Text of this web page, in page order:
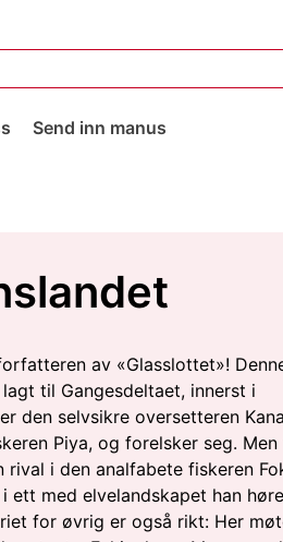
Send inn manus
av «Glasslottet»!
til Gangesdeltaet, innerst i
den selvsikre oversetteren
Piya, og forelsker seg. Men
i den analfabete fiskeren
ett med elvelandskapet han
for øvrig er også rikt: Her